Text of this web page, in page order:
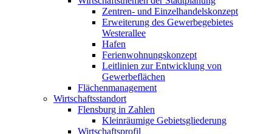
Zentren- und Einzelhandelskonzept
Erweiterung des Gewerbegebietes
Westerallee
Hafen
Ferienwohnungskonzept
Leitlinien zur Entwicklung von
Gewerbeflächen
Flächenmanagement
Wirtschaftsstandort
Flensburg in Zahlen
Kleinräumige Gebietsgliederung
Wirtschaftsprofil